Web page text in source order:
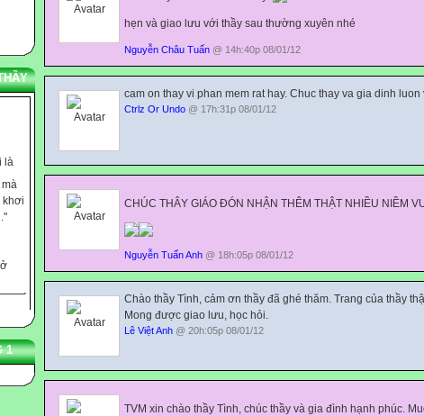
1
hẹn và giao lưu với thầy sau thường xuyên nhé
Nguyễn Châu Tuấn @ 14h:40p 08/01/12
cam on thay vi phan mem rat hay. Chuc thay va gia dinh
Ctrlz Or Undo @ 17h:31p 08/01/12
CHÚC THÂY GIÁO ĐÓN NHẬN THÊM THẬT NHIỀU NIỀM
Nguyễn Tuấn Anh @ 18h:05p 08/01/12
Chào thầy Tình, cảm ơn thầy đã ghé thăm. Trang của thầy
Mong được giao lưu, học hỏi.
Lê Việt Anh @ 20h:05p 08/01/12
TVM xin chào thầy Tình, chúc thầy và gia đình hạnh phúc.